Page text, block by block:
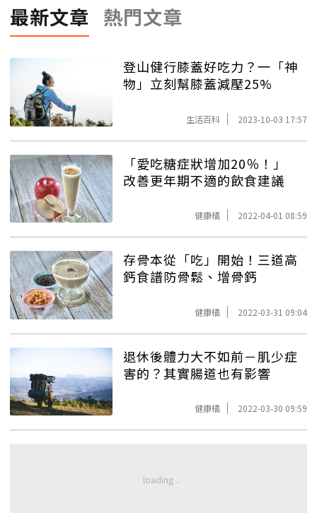
最新文章 熱門文章
登山健行膝蓋好吃力？一「神
物」立刻幫膝蓋減壓25%
生活百科 2023-10-03 17:57
「愛吃糖症狀增加20％！」
改善更年期不適的飲食建議
健康橘 2022-04-01 08:59
存骨本從「吃」開始！三道高
鈣食譜防骨鬆、增骨鈣
健康橘 2022-03-31 09:04
退休後體力大不如前－肌少症
害的？其實腸道也有影響
健康橘 2022-03-30 09:59